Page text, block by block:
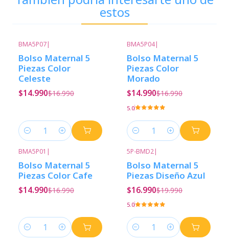
estos
BMA5P07|
Bolso Maternal 5
Piezas Color
Celeste
$14.990$16.990
Cantidad
BMA5P04|
Bolso Maternal 5
Piezas Color
Morado
$14.990$16.990
5.0
Cantidad
BMA5P01 |
Bolso Maternal 5
Piezas Color Cafe
$14.990$16.990
Cantidad
5P-BMD2|
Bolso Maternal 5
Piezas Diseño Azul
$16.990$19.990
5.0
Cantidad